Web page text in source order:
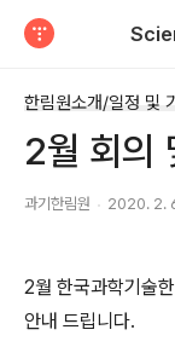
한림원소개/일정 및
2월 회의
과기한림원 2020. 2.
2월 한국과학기술
안내 드립니다.